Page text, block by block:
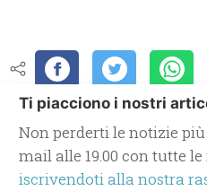
Ti piacciono i nostri
Non perderti le notizie
mail alle 19.00 con tutte
iscrivendoti alla nostra